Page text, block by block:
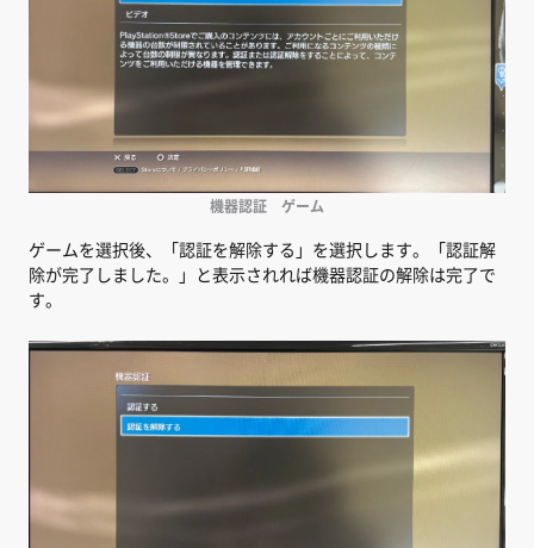
機器認証 ゲーム
ゲームを選択後、「認証を解除する」を選択します。「認証解
除が完了しました。」と表示されれば機器認証の解除は完了で
す。